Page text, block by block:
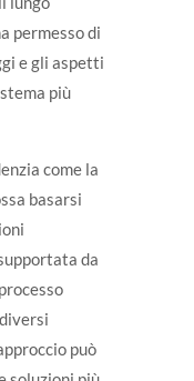
permesso di
e gli aspetti
più
come la
basarsi
da
può